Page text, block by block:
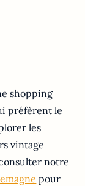
shopping
préfèrent le
les
vintage
notre
pour